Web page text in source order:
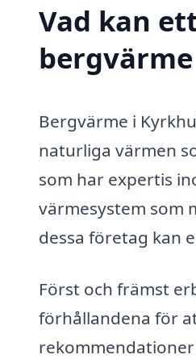
Vad kan
Bergvärme i
naturliga värmen
som har expertis
värmesystem som
dessa företag kan
Först och främst
förhållandena för